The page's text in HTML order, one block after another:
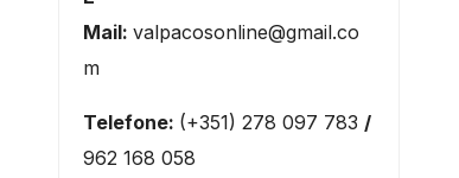
Mail: valpacosonline@gmail.co
m
Telefone: (+351) 278 097 783 /
962 168 058